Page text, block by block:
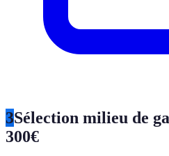
3Sélection milieu de
300€